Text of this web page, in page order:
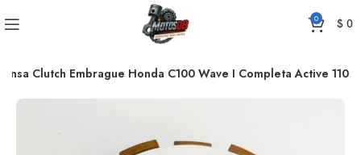
0 $0
Clutch Embrague Honda C100 Wave I Completa Active 110